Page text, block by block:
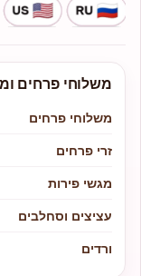
משלוחי פרחים
משלוחי פרחים
זרי פרחים
מגשי פירות
עציצים וסחלבים
ורדים